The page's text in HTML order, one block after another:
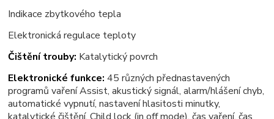
Indikace zbytkového tepla
Elektronická regulace teploty
Čištění trouby: Katalytický povrch
Elektronické funkce:45 různých přednastavených
programů vaření Assist, akustický signál, alarm/hlášení chyb,
automatické vypnutí, nastavení hlasitosti minutky,